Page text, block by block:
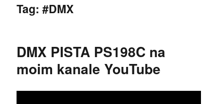
Tag:#DMX
DMX PISTA PS198C na
moim kanale YouTube